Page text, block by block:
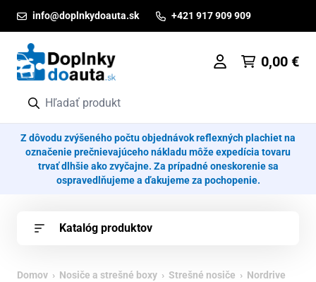
info@doplnkydoauta.sk +421 917 909 909
0,00 €
Z dôvodu zvýšeného počtu objednávok reflexných plachiet na
označenie prečnievajúceho nákladu môže expedícia tovaru
trvať dlhšie ako zvyčajne. Za prípadné oneskorenie sa
ospravedlňujeme a ďakujeme za pochopenie.
Katalóg produktov
Domov › Nosiče a strešné boxy › Strešné nosiče › Nordrive